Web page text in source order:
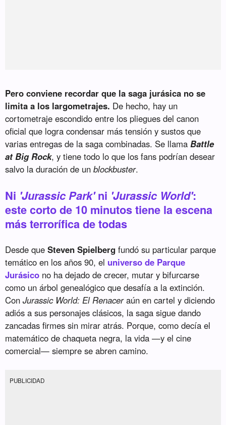
Pero conviene recordar que la saga jurásica no se
limita a los largometrajes. De hecho, hay un
cortometraje escondido entre los pliegues del canon
oficial que logra condensar más tensión y sustos que
varias entregas de la saga combinadas. Se llama Battle
at Big Rock, y tiene todo lo que los fans podrían desear
salvo la duración de unblockbuster.
Ni 'Jurassic Park'ni 'Jurassic World':
este corto de 10 minutos tiene la escena
más terrorífica de todas
Desde queSteven Spielberg fundó su particular parque
temático en los años 90, el universo de Parque
Jurásico no ha dejado de crecer, mutar y bifurcarse
como un árbol genealógico que desafía a la extinción.
ConJurassic World: El Renaceraún en cartel y diciendo
adiós a sus personajes clásicos, la saga sigue dando
zancadas firmes sin mirar atrás. Porque, como decía el
matemático de chaqueta negra, la vida —y el cine
comercial— siempre se abren camino.
PUBLICIDAD